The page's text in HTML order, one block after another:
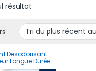
résultat
Désodorisant
Longue Durée –
d’Odeurs